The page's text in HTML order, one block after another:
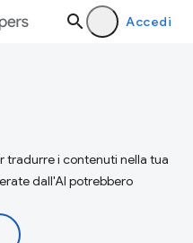
Accedi
tradurre i contenuti nella tua
dall'AI potrebbero